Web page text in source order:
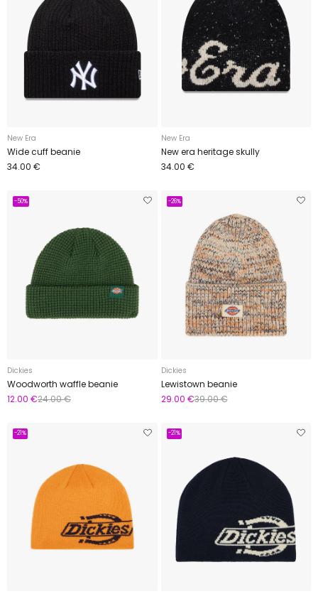
New Era
Wide cuff beanie
34.00 €
New Era
New era heritage skully
34.00 €
-50%
Dickies
Woodworth waffle beanie
12.00 €24.00 €
-26%
Dickies
Lewistown beanie
29.00 €39.00 €
-21% -21%